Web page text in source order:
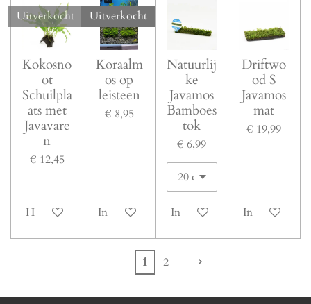
Uitverkocht
Kokosno
ot
Schuilpla
ats met
Javavare
n
€ 12,45
Houd mij op de hoogte
Uitverkocht
Koraalm
os op
leisteen
€ 8,95
In winkelwagen
Natuurlij
ke
Javamos
Bamboes
tok
€ 6,99
In winkelwagen
Driftwo
od S
Javamos
mat
€ 19,99
In
1 2